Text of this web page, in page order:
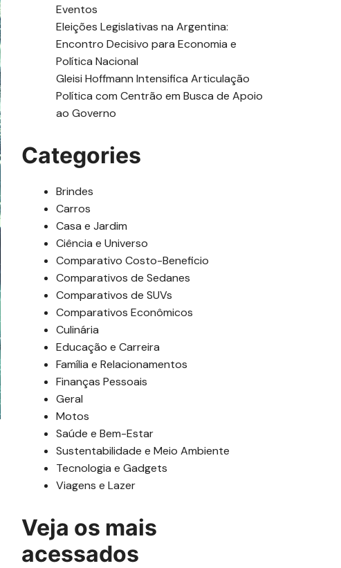
Eventos
Eleições Legislativas na Argentina:
Encontro Decisivo para Economia e
Política Nacional
Gleisi Hoffmann Intensifica Articulação
Política com Centrão em Busca de Apoio
ao Governo
Categories
Brindes
Carros
Casa e Jardim
Ciência e Universo
Comparativo Costo-Beneficio
Comparativos de Sedanes
Comparativos de SUVs
Comparativos Econômicos
Culinária
Educação e Carreira
Família e Relacionamentos
Finanças Pessoais
Geral
Motos
Saúde e Bem-Estar
Sustentabilidade e Meio Ambiente
Tecnologia e Gadgets
Viagens e Lazer
Veja os mais
acessados